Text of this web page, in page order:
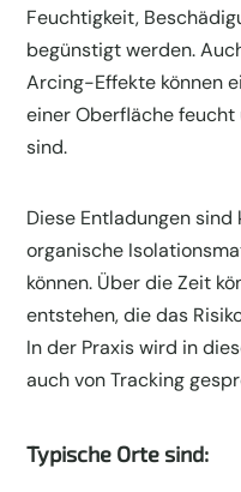
Feuchtigkeit,
begünstigt werden.
Arcing-Effekte können
einer Oberfläche
sind.
Diese Entladungen
organische
können. Über die Zeit
entstehen, die das
In der Praxis wird in
auch von Tracking
Typische Orte sind: